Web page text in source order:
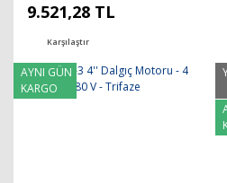
9.521,28 TL
Karşılaştır
AYNI GÜN
KARGO